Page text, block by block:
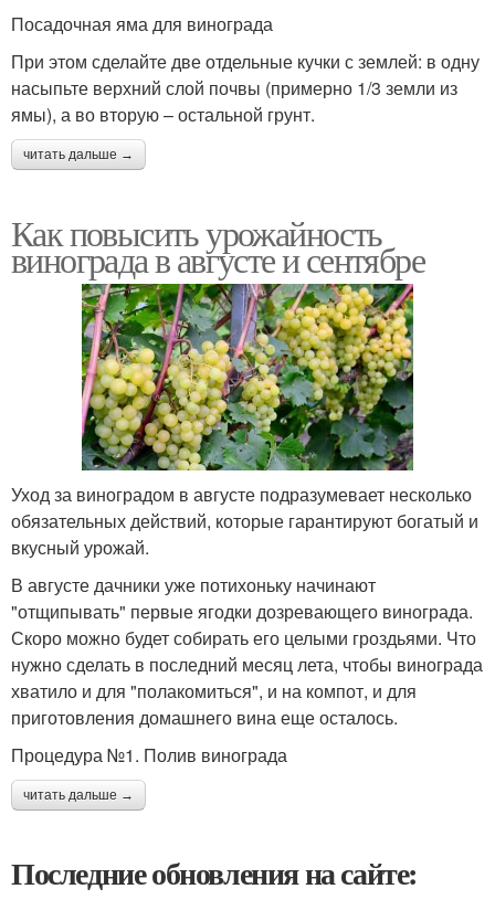
Посадочная яма для винограда
При этом сделайте две отдельные кучки с землей: в одну
насыпьте верхний слой почвы (примерно 1/3 земли из
ямы), а во вторую – остальной грунт.
читать дальше →
Как повысить урожайность
винограда в августе и сентябре
Уход за виноградом в августе подразумевает несколько
обязательных действий, которые гарантируют богатый и
вкусный урожай.
В августе дачники уже потихоньку начинают
"отщипывать" первые ягодки дозревающего винограда.
Скоро можно будет собирать его целыми гроздьями. Что
нужно сделать в последний месяц лета, чтобы винограда
хватило и для "полакомиться", и на компот, и для
приготовления домашнего вина еще осталось.
Процедура №1. Полив винограда
читать дальше →
Последние обновления на сайте: